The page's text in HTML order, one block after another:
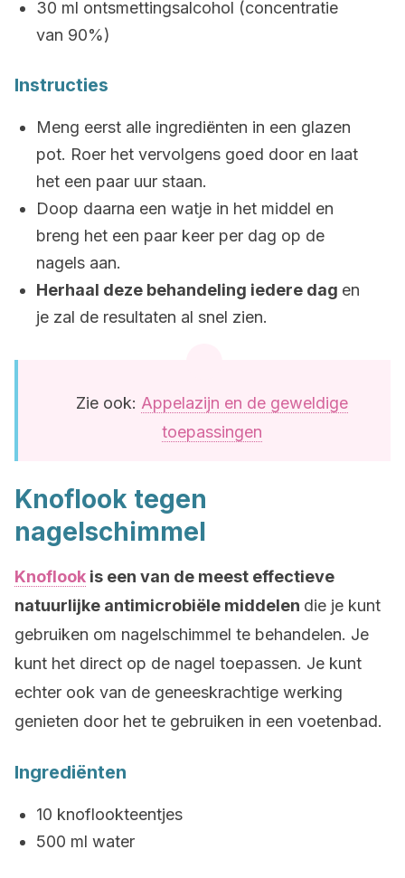
30 ml ontsmettingsalcohol (concentratie
van 90%)
Instructies
Meng eerst alle ingrediënten in een glazen
pot. Roer het vervolgens goed door en laat
het een paar uur staan.
Doop daarna een watje in het middel en
breng het een paar keer per dag op de
nagels aan.
Herhaal deze behandeling iedere dag en
je zal de resultaten al snel zien.
Zie ook: Appelazijn en de geweldige
toepassingen
Knoflook tegen
nagelschimmel
Knoflook is een van de meest effectieve
natuurlijke antimicrobiële middelen die je kunt
gebruiken om nagelschimmel te behandelen. Je
kunt het direct op de nagel toepassen. Je kunt
echter ook van de geneeskrachtige werking
genieten door het te gebruiken in een voetenbad.
Ingrediënten
10 knoflookteentjes
500 ml water